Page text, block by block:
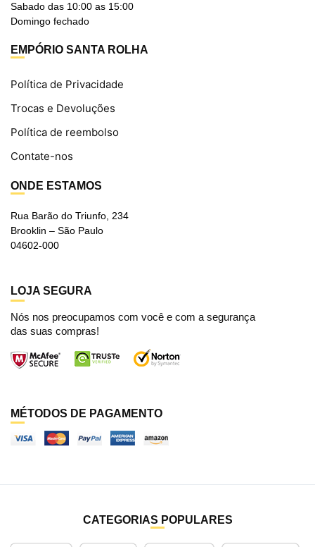
Sabado das 10:00 as 15:00
Domingo fechado
EMPÓRIO SANTA ROLHA
Política de Privacidade
Trocas e Devoluções
Política de reembolso
Contate-nos
ONDE ESTAMOS
Rua Barão do Triunfo, 234
Brooklin – São Paulo
04602-000
LOJA SEGURA
Nós nos preocupamos com você e com a segurança
das suas compras!
MÉTODOS DE PAGAMENTO
CATEGORIAS POPULARES